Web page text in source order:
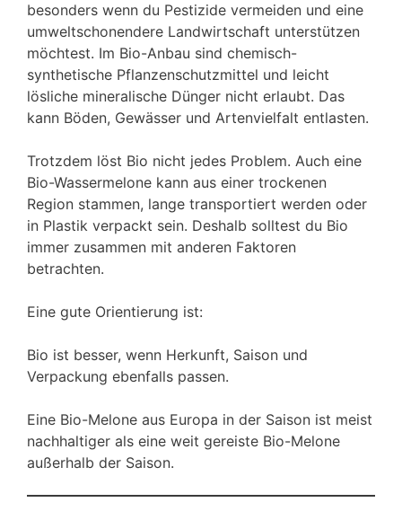
besonders wenn du Pestizide vermeiden und eine
umweltschonendere Landwirtschaft unterstützen
möchtest. Im Bio-Anbau sind chemisch-
synthetische Pflanzenschutzmittel und leicht
lösliche mineralische Dünger nicht erlaubt. Das
kann Böden, Gewässer und Artenvielfalt entlasten.
Trotzdem löst Bio nicht jedes Problem. Auch eine
Bio-Wassermelone kann aus einer trockenen
Region stammen, lange transportiert werden oder
in Plastik verpackt sein. Deshalb solltest du Bio
immer zusammen mit anderen Faktoren
betrachten.
Eine gute Orientierung ist:
Bio ist besser, wenn Herkunft, Saison und
Verpackung ebenfalls passen.
Eine Bio-Melone aus Europa in der Saison ist meist
nachhaltiger als eine weit gereiste Bio-Melone
außerhalb der Saison.